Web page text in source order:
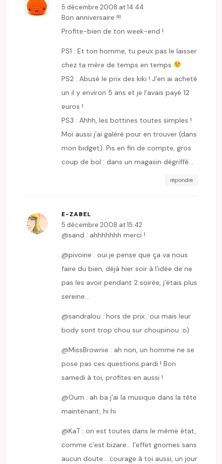
5 décembre 2008 at 14:44
Bon anniversaire !!!
Profite-bien de ton week-end !
PS1 : Et ton homme, tu peux pas le laisser
chez ta mère de temps en temps
PS2 : Abusé le prix des kiki ! J’en ai acheté
un il y environ 5 ans et je l’avais payé 12
euros !
PS3 : Ahhh, les bottines toutes simples !
Moi aussi j’ai galéré pour en trouver (dans
mon bidget). Pis en fin de compte, gros
coup de bol : dans un magasin dégriffé…
répondre
E-ZABEL
5 décembre 2008 at 15:42
@sand : ahhhhhhh merci !
@pivoine : oui je pense que ça va nous
faire du bien, déjà hier soir à l’idée de ne
pas les avoir pendant 2 soirée, j’étais plus
sereine…
@sandralou : hors de prix.. oui mais leur
body sont trop chou sur choupinou :o)
@MissBrownie : ah non, un homme ne se
pose pas ces questions pardi ! Bon
samedi à toi, profites en aussi !
@Oum : ah ba j’ai la musique dans la tête
maintenant, hi hi
@KaT : on est toutes dans le même état,
comme c’est bizare… l’effet gnomes sans
aucun doute… courage à toi aussi, un jour